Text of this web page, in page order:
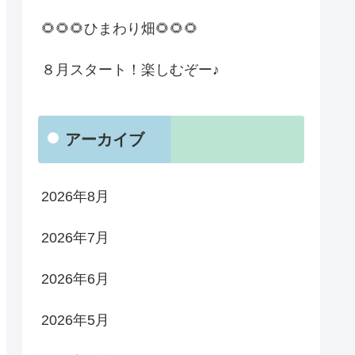
🌻🌻🌻ひまわり畑🌻🌻🌻
８月スタート！楽しむぞー♪
アーカイブ
2026年8月
2026年7月
2026年6月
2026年5月